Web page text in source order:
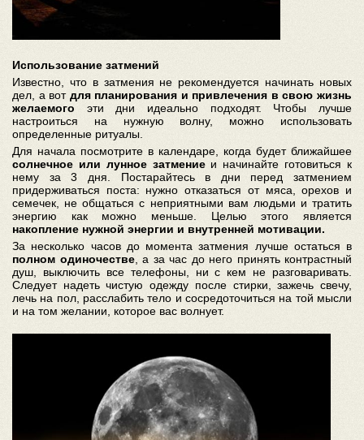
Использование затмений
Известно, что в затмения не рекомендуется начинать новых
дел, а вот для планирования и привлечения в свою жизнь
желаемого эти дни идеально подходят. Чтобы лучше
настроиться на нужную волну, можно использовать
определенные ритуалы.
Для начала посмотрите в календаре, когда будет ближайшее
солнечное или лунное затмениеи начинайте готовиться к
нему за 3 дня. Постарайтесь в дни перед затмением
придерживаться поста: нужно отказаться от мяса, орехов и
семечек, не общаться с неприятными вам людьми и тратить
энергию как можно меньше. Целью этого является
накопление нужной энергии и внутренней мотивации.
За несколько часов до момента затмения лучше остаться в
полном одиночестве, а за час до него принять контрастный
душ, выключить все телефоны, ни с кем не разговаривать.
Следует надеть чистую одежду после стирки, зажечь свечу,
лечь на пол, расслабить тело и сосредоточиться на той мысли
и на том желании, которое вас волнует.